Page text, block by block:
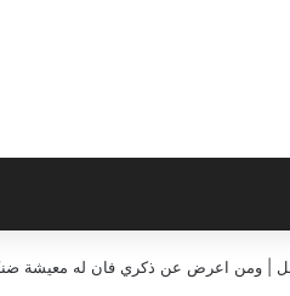
| ومن اعرض عن ذكري فان له معيشة